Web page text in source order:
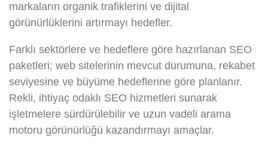
markaların organik trafiklerini ve dijital
görünürlüklerini artırmayı hedefler.
Farklı sektörlere ve hedeflere göre hazırlanan SEO
paketleri; web sitelerinin mevcut durumuna, rekabet
seviyesine ve büyüme hedeflerine göre planlanır.
Rekli, ihtiyaç odaklı SEO hizmetleri sunarak
işletmelere sürdürülebilir ve uzun vadeli arama
motoru görünürlüğü kazandırmayı amaçlar.